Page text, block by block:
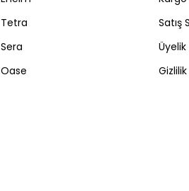
Tetra
Sera
Oase
Satış